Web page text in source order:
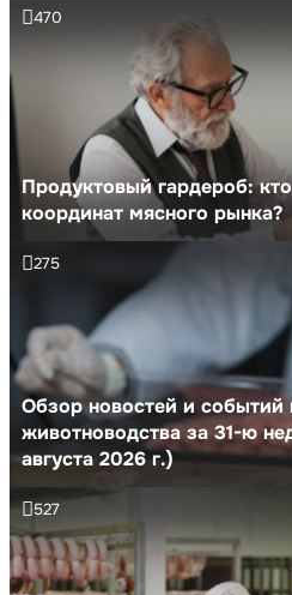
Продуктовый гардероб:
координат мясного рынка?
470
Обзор новостей и событий
животноводства за 31-ю
августа 2026 г.)
275
527